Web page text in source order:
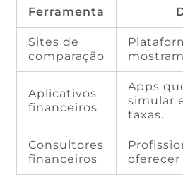
Ferramenta
Sites de
comparação
Aplicativos
financeiros
Apps
simular
taxas.
Consultores
financeiros
oferecer